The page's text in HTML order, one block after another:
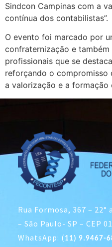
Sindcon Campinas com a
contínua dos contabilistas”.
O evento foi marcado por
confraternização e também
profissionais que se
reforçando o compromisso
a valorização e a
Rua Formosa, 367 –
– São Paulo- SP – CEP
WhatsApp: ( 11) 9.9467-